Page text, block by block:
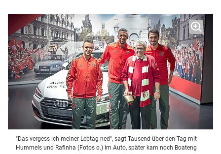
"Das vergess ich meiner Lebtag ned", sagt Tausend über den Tag mit
Hummels und Rafinha (Fotos o.) im Auto, später kam noch Boateng